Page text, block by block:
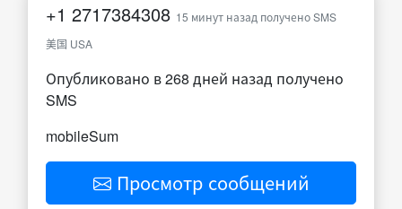
+1 2717384308 15 минут назад получено SMS
美国 USA
Опубликовано в 268 дней назад получено
SMS
mobileSum
Просмотр сообщений